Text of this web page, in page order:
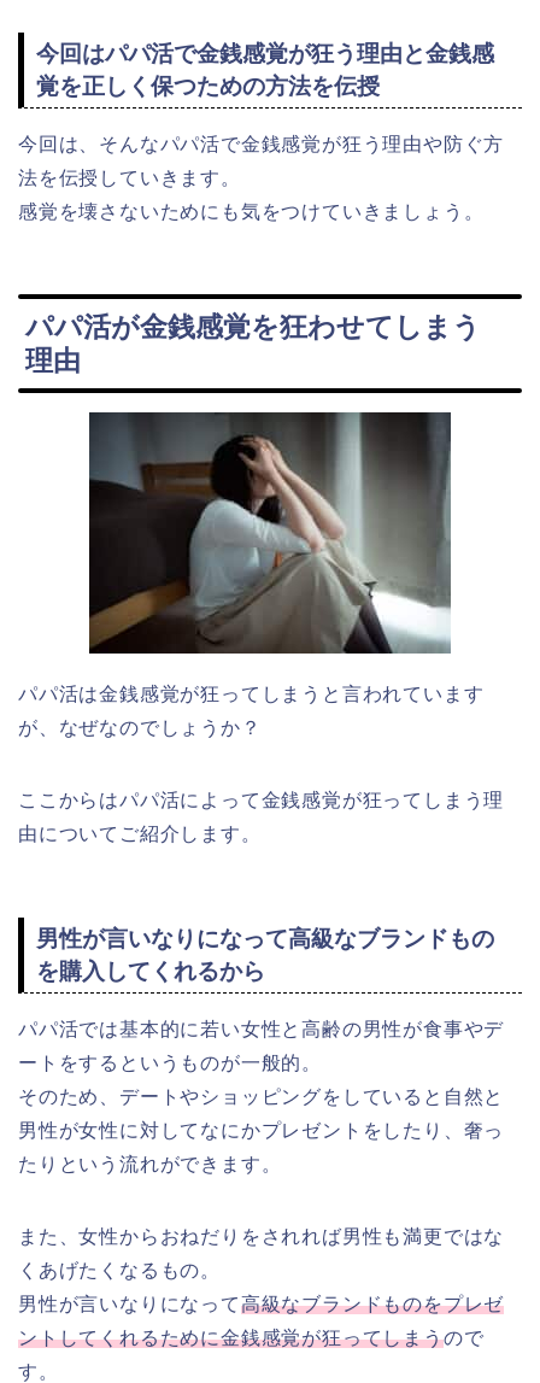
今回はパパ活で金銭感覚が狂う理由と金銭感
覚を正しく保つための方法を伝授
今回は、そんなパパ活で金銭感覚が狂う理由や防ぐ方
法を伝授していきます。
感覚を壊さないためにも気をつけていきましょう。
パパ活が金銭感覚を狂わせてしまう
理由
パパ活は金銭感覚が狂ってしまうと言われています
が、なぜなのでしょうか？
ここからはパパ活によって金銭感覚が狂ってしまう理
由についてご紹介します。
男性が言いなりになって高級なブランドもの
を購入してくれるから
パパ活では基本的に若い女性と高齢の男性が食事やデ
ートをするというものが一般的。
そのため、デートやショッピングをしていると自然と
男性が女性に対してなにかプレゼントをしたり、奢っ
たりという流れができます。
また、女性からおねだりをされれば男性も満更ではな
くあげたくなるもの。
男性が言いなりになって高級なブランドものをプレゼ
ントしてくれるために金銭感覚が狂ってしまうので
す。